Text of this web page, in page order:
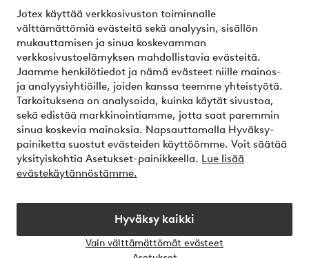
Jotex käyttää verkkosivuston toiminnalle
välttämättömiä evästeitä sekä analyysin, sisällön
mukauttamisen ja sinua koskevamman
verkkosivustoelämyksen mahdollistavia evästeitä.
Jaamme henkilötiedot ja nämä evästeet niille mainos-
ja analyysiyhtiöille, joiden kanssa teemme yhteistyötä.
Tarkoituksena on analysoida, kuinka käytät sivustoa,
sekä edistää markkinointiamme, jotta saat paremmin
sinua koskevia mainoksia. Napsauttamalla Hyväksy-
painiketta suostut evästeiden käyttöömme. Voit säätää
yksityiskohtia Asetukset-painikkeella. Lue lisää
evästekäytännöstämme.
Hyväksy kaikki
Vain välttämättömät evästeet
Ystävät
Turvalliset maksut – maksa nyt tai erissä
Haluatko tietää lisää maksuvaihtoehdoistamme?
elpy